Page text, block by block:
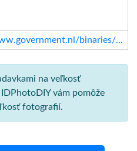
binaries/...
na veľkosť
vám pomôže
fotografií.